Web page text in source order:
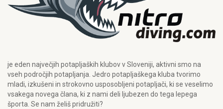
je eden največjih potapljaških klubov v Sloveniji, aktivni smo na
vseh področjih potapljanja. Jedro potapljaškega kluba tvorimo
mladi, izkušeni in strokovno usposobljeni potapljači, ki se veselimo
vsakega novega člana, ki z nami deli ljubezen do tega lepega
športa. Se nam želiš pridružiti?